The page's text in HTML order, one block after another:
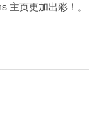
页更加出彩！。